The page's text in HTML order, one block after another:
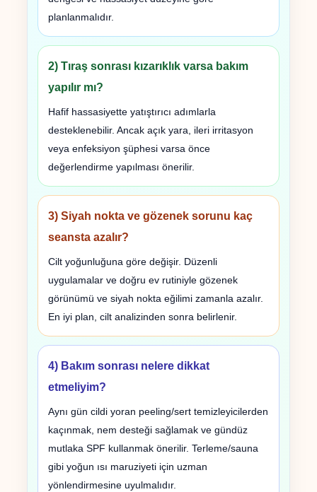
planlanmalıdır.
2) Tıraş sonrası kızarıklık varsa bakım
yapılır mı?
Hafif hassasiyette yatıştırıcı adımlarla
desteklenebilir. Ancak açık yara, ileri irritasyon
veya enfeksiyon şüphesi varsa önce
değerlendirme yapılması önerilir.
3) Siyah nokta ve gözenek sorunu kaç
seansta azalır?
Cilt yoğunluğuna göre değişir. Düzenli
uygulamalar ve doğru ev rutiniyle gözenek
görünümü ve siyah nokta eğilimi zamanla azalır.
En iyi plan, cilt analizinden sonra belirlenir.
4) Bakım sonrası nelere dikkat
etmeliyim?
Aynı gün cildi yoran peeling/sert temizleyicilerden
kaçınmak, nem desteği sağlamak ve gündüz
mutlaka SPF kullanmak önerilir. Terleme/sauna
gibi yoğun ısı maruziyeti için uzman
yönlendirmesine uyulmalıdır.